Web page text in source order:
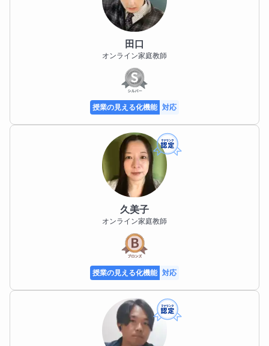
今までの指導経験を活かし、学習面はもちろん、受験
に向けたメンタル面もしっかりとサポートしてまいり
ます。お子様の「自走する力」を一緒に育てていきま
しょう。些細なお悩みでも、ぜひお気軽にご相談くだ
生徒様へのメッセージ
「勉強しなきゃいけないのは分かってるけど、体が動
かない……」 「授業を聞いてもさっぱり分からなく
て、教科書を閉じてしまう……」
そんなふうに悩んでいませんか？ 実は、私も高校生の
足りないからではなく、ただ「面白さを感じるポイン
ト」にまだ出会えていないだけかもしれません。
僕の授業では、いきなり難しいことはやりません。ま
ずは「ここなら分かる！」という場所まで一緒に戻っ
て、一つずつパズルを解くように「分かった」を積み
田口
オンライン家庭教師
授業の見える化機能 対応
久美子
オンライン家庭教師
授業の見える化機能 対応